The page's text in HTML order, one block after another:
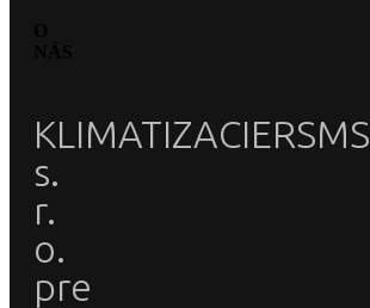
KLIMATIZACIERSMS
s.
r.
o.
pre